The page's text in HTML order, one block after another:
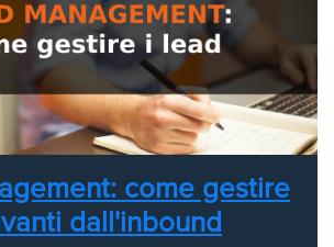
come gestire
dall'inbound